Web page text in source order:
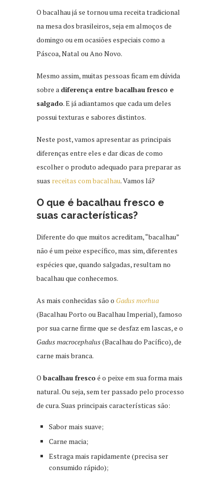
O bacalhau já se tornou uma receita tradicional
na mesa dos brasileiros, seja em almoços de
domingo ou em ocasiões especiais como a
Páscoa, Natal ou Ano Novo.
Mesmo assim, muitas pessoas ficam em dúvida
sobre a diferença entre bacalhau fresco e
salgado. E já adiantamos que cada um deles
possui texturas e sabores distintos.
Neste post, vamos apresentar as principais
diferenças entre eles e dar dicas de como
escolher o produto adequado para preparar as
suas receitas com bacalhau. Vamos lá?
O que é bacalhau fresco e
suas características?
Diferente do que muitos acreditam, “bacalhau”
não é um peixe específico, mas sim, diferentes
espécies que, quando salgadas, resultam no
bacalhau que conhecemos.
As mais conhecidas são o Gadus morhua
(Bacalhau Porto ou Bacalhau Imperial), famoso
por sua carne firme que se desfaz em lascas, e o
Gadus macrocephalus(Bacalhau do Pacífico), de
carne mais branca.
O bacalhau frescoé o peixe em sua forma mais
natural. Ou seja, sem ter passado pelo processo
de cura. Suas principais características são:
Sabor mais suave;
Carne macia;
Estraga mais rapidamente (precisa ser
consumido rápido);